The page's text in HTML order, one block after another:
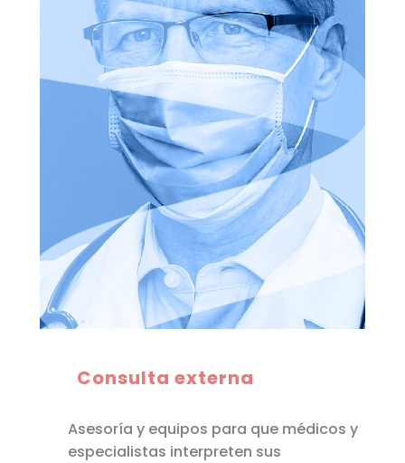
Consulta externa
Asesoría y equipos para que médicos y
especialistas interpreten sus